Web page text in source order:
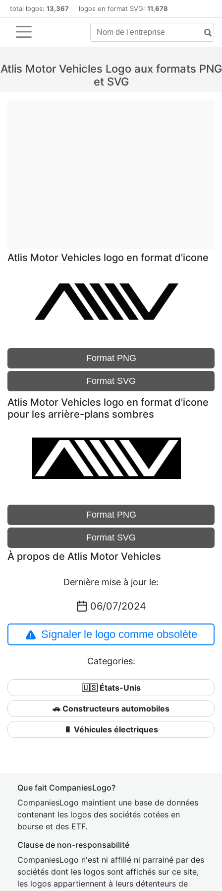
total logos: 13,367 logos en format SVG: 11,678
Atlis Motor Vehicles Logo aux formats PNG
et SVG
Atlis Motor Vehicles logo en format d'icone
Format PNG
Format SVG
Atlis Motor Vehicles logo en format d'icone
pour les arrière-plans sombres
Format PNG
Format SVG
À propos de Atlis Motor Vehicles
Dernière mise à jour le:
06/07/2024
Signaler le logo comme obsolète
Categories:
🇺🇸 États-Unis
🚗 Constructeurs automobiles
🔋 Véhicules électriques
Que fait CompaniesLogo?
CompaniesLogo maintient une base de données
contenant les logos des sociétés cotées en
bourse et des ETF.
Clause de non-responsabilité
CompaniesLogo n'est ni affilié ni parrainé par des
sociétés dont les logos sont affichés sur ce site,
les logos appartiennent à leurs détenteurs de